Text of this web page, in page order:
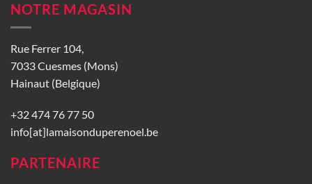
NOTRE MAGASIN
Rue Ferrer 104,
7033 Cuesmes (Mons)
Hainaut (Belgique)
+32 474 76 77 50
info[at]lamaisonduperenoel.be
PARTENAIRE